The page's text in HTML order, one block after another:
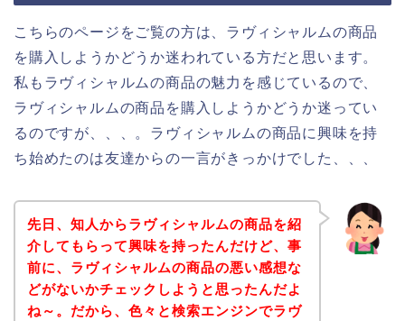
こちらのページをご覧の方は、ラヴィシャルムの商品
を購入しようかどうか迷われている方だと思います。
私もラヴィシャルムの商品の魅力を感じているので、
ラヴィシャルムの商品を購入しようかどうか迷ってい
るのですが、、、。ラヴィシャルムの商品に興味を持
ち始めたのは友達からの一言がきっかけでした、、、
先日、知人からラヴィシャルムの商品を紹
介してもらって興味を持ったんだけど、事
前に、ラヴィシャルムの商品の悪い感想な
どがないかチェックしようと思ったんだよ
ね～。だから、色々と検索エンジンでラヴ